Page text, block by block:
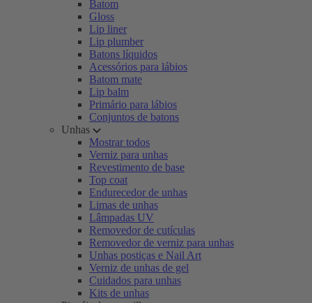
Batom
Gloss
Lip liner
Lip plumber
Batons líquidos
Acessórios para lábios
Batom mate
Lip balm
Primário para lábios
Conjuntos de batons
Unhas
Mostrar todos
Verniz para unhas
Revestimento de base
Top coat
Endurecedor de unhas
Limas de unhas
Lâmpadas UV
Removedor de cutículas
Removedor de verniz para unhas
Unhas postiças e Nail Art
Verniz de unhas de gel
Cuidados para unhas
Kits de unhas